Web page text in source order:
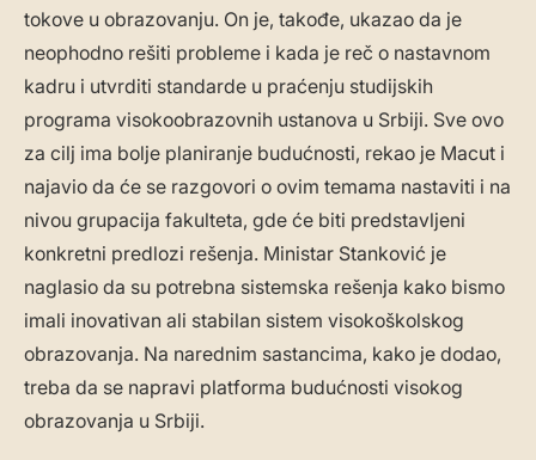
tokove u obrazovanju. On je, takođe, ukazao da je
neophodno rešiti probleme i kada je reč o nastavnom
kadru i utvrditi standarde u praćenju studijskih
programa visokoobrazovnih ustanova u Srbiji. Sve ovo
za cilj ima bolje planiranje budućnosti, rekao je Macut i
najavio da će se razgovori o ovim temama nastaviti i na
nivou grupacija fakulteta, gde će biti predstavljeni
konkretni predlozi rešenja. Ministar Stanković je
naglasio da su potrebna sistemska rešenja kako bismo
imali inovativan ali stabilan sistem visokoškolskog
obrazovanja. Na narednim sastancima, kako je dodao,
treba da se napravi platforma budućnosti visokog
obrazovanja u Srbiji.